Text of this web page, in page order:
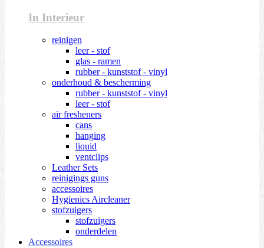
In Interieur
reinigen
leer - stof
glas - ramen
rubber - kunststof - vinyl
onderhoud & bescherming
rubber - kunststof - vinyl
leer - stof
air fresheners
cans
hanging
liquid
ventclips
Leather Sets
reinigings guns
accessoires
Hygienics Aircleaner
stofzuigers
stofzuigers
onderdelen
Accessoires